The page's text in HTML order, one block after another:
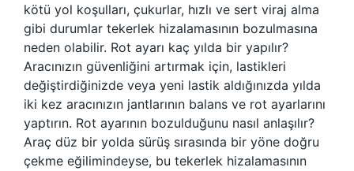
kötü yol koşulları, çukurlar, hızlı ve sert viraj alma
gibi durumlar tekerlek hizalamasının bozulmasına
neden olabilir. Rot ayarı kaç yılda bir yapılır?
Aracınızın güvenliğini artırmak için, lastikleri
değiştirdiğinizde veya yeni lastik aldığınızda yılda
iki kez aracınızın jantlarının balans ve rot ayarlarını
yaptırın. Rot ayarının bozulduğunu nasıl anlaşılır?
Araç düz bir yolda sürüş sırasında bir yöne doğru
çekme eğilimindeyse, bu tekerlek hizalamasının